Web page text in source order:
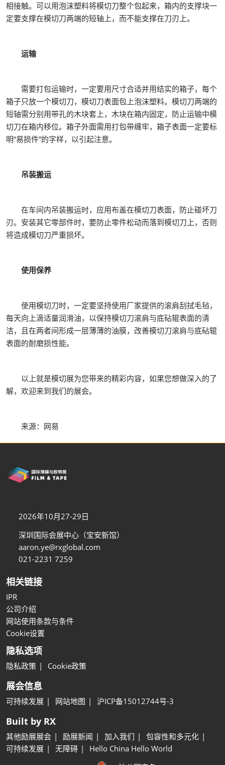
相接触。可以用泡沫塑料将模切刀整个包起来，箱内的支撑块一
定要支撑在模切刀两端的短轴上，而不能支撑在刀刃上。
运输
需要打包运输时，一定要用尺寸合适并用结实的箱子，每个
箱子只放一个模切刀，模切刀表面包上泡沫塑料。模切刀两端的
短轴需分别用带孔的木块套上，木块在箱内固定，防止运输中模
切刀在箱内移位。箱子外面需用打包带缠牢，箱子表面一定要标
明“易损件”的字样，以引起注意。
吊装搬运
在车间内吊装搬运时，应用布盖在模切刀表面，防止碰坏刀
刃。安装其它零部件时，要防止零件松动而落到模切刀上，否则
将造成模切刀严重损坏。
使用保养
使用模切刀时，一定要坚持使用厂家提供的滚肩刮拭毛毡，
每天向上滴适量润滑油，以保持模切刀滚肩与底砧辊表面的清
洁，且在两者间形成一层薄薄的油膜，改善模切刀滚肩与底砧辊
表面的耐磨损性能。
以上就是模切展为您带来的精彩内容，如果您想做深入的了
解，欢迎来到我们的展会。
来源：网易
2026年10月27-29日
深圳国际会展中心（宝安新馆）
aaron.ye@rxglobal.com
021-2231 7259
相关链接
IPR
公司介绍
网站使用条款与条件
Cookie设置
隐私选项
隐私政策 Cookie政策
展会信息
可持续发展 网站地图 沪ICP备15012744号-3
Built by RX
其他励展展会 励展新闻 加入我们
包容性和多元化
可持续发展
无障碍
Hello China Hello World